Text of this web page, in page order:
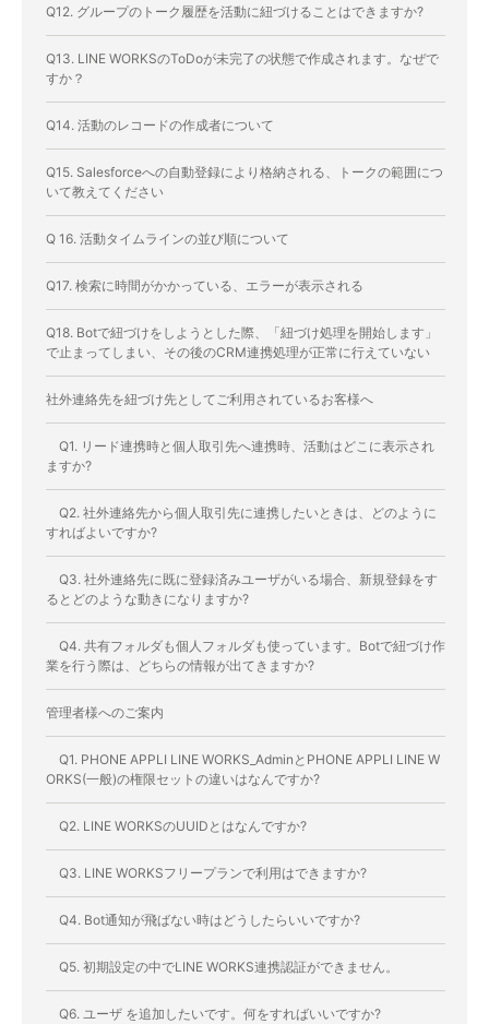
Q12. グループのトーク履歴を活動に紐づけることはできますか?
Q13. LINE WORKSのToDoが未完了の状態で作成されます。なぜで
すか？
Q14. 活動のレコードの作成者について
Q15. Salesforceへの自動登録により格納される、トークの範囲につ
いて教えてください
Q 16. 活動タイムラインの並び順について
Q17. 検索に時間がかかっている、エラーが表示される
Q18. Botで紐づけをしようとした際、「紐づけ処理を開始します」
で止まってしまい、その後のCRM連携処理が正常に行えていない
社外連絡先を紐づけ先としてご利用されているお客様へ
Q1. リード連携時と個人取引先へ連携時、活動はどこに表示され
ますか?
Q2. 社外連絡先から個人取引先に連携したいときは、どのように
すればよいですか?
Q3. 社外連絡先に既に登録済みユーザがいる場合、新規登録をす
るとどのような動きになりますか?
Q4. 共有フォルダも個人フォルダも使っています。Botで紐づけ作
業を行う際は、どちらの情報が出てきますか?
管理者様へのご案内
Q1. PHONE APPLI LINE WORKS_AdminとPHONE APPLI LINE W
ORKS(一般)の権限セットの違いはなんですか?
Q2. LINE WORKSのUUIDとはなんですか?
Q3. LINE WORKSフリープランで利用はできますか?
Q4. Bot通知が飛ばない時はどうしたらいいですか?
Q5. 初期設定の中でLINE WORKS連携認証ができません。
Q6. ユーザ を追加したいです。何をすればいいですか?